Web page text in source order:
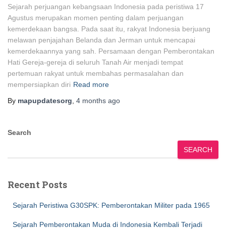
Sejarah perjuangan kebangsaan Indonesia pada peristiwa 17
Agustus merupakan momen penting dalam perjuangan
kemerdekaan bangsa. Pada saat itu, rakyat Indonesia berjuang
melawan penjajahan Belanda dan Jerman untuk mencapai
kemerdekaannya yang sah. Persamaan dengan Pemberontakan
Hati Gereja-gereja di seluruh Tanah Air menjadi tempat
pertemuan rakyat untuk membahas permasalahan dan
mempersiapkan diri Read more
By mapupdatesorg 4 months ago
Search
SEARCH
Recent Posts
Sejarah Peristiwa G30SPK: Pemberontakan Militer pada 1965
Sejarah Pemberontakan Muda di Indonesia Kembali Terjadi